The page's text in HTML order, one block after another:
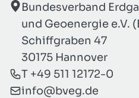
Bundesverband
und Geoenergie e.V.
Schiffgraben 47
30175 Hannover
T +49 511 12172-0
info@bveg.de